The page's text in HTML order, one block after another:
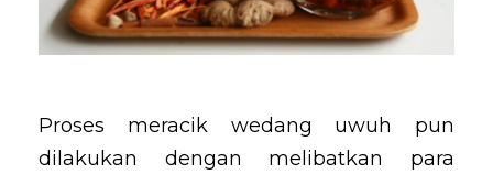
Proses meracik wedang uwuh pun
dilakukan dengan melibatkan para